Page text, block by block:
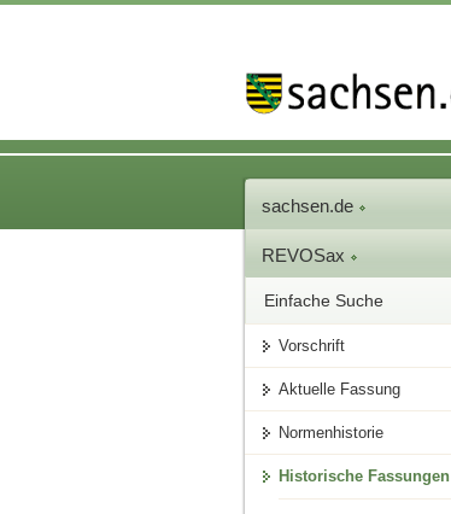
sachsen.de
REVOSax
Einfache Suche
Vorschrift
Aktuelle Fassung
Normenhistorie
Historische Fassungen